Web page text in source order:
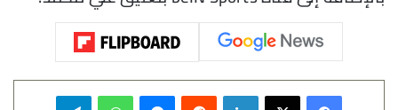
فيسبوك ‫X لينكدإن واتساب